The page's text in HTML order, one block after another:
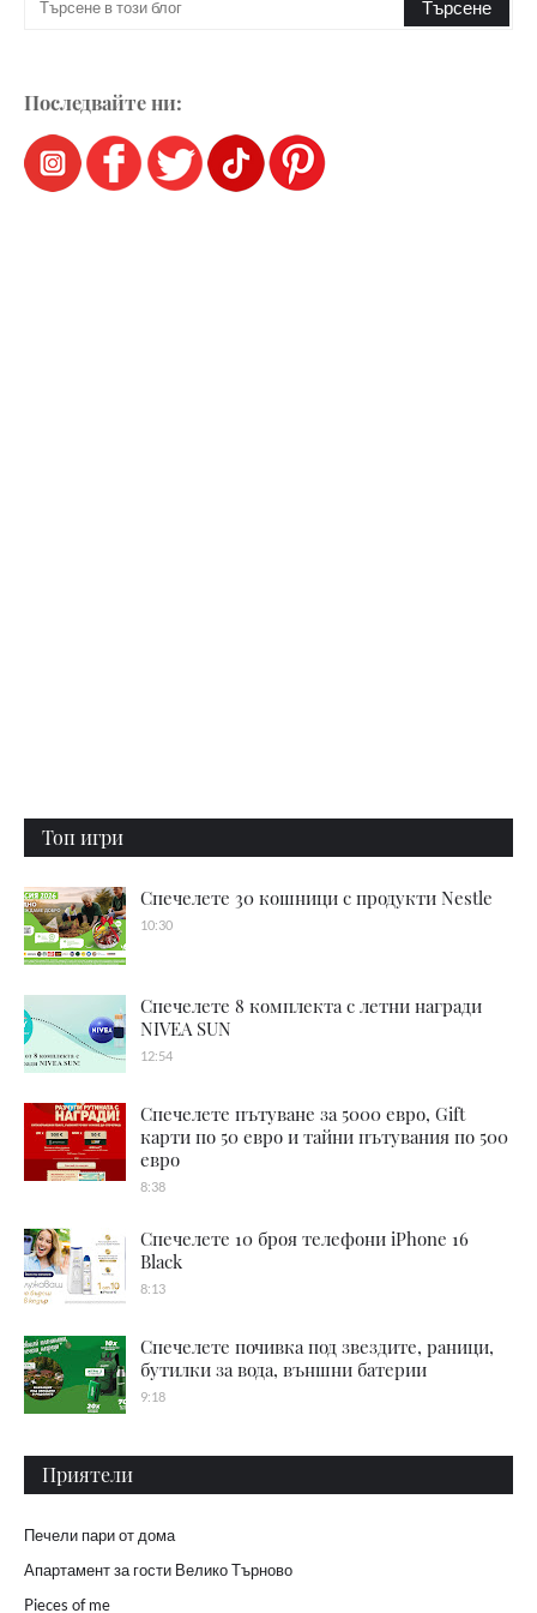
Последвайте ни:
Топ игри
Спечелете 30 кошници с продукти Nestle
10:30
Спечелете 8 комплекта с летни награди
NIVEA SUN
12:54
Спечелете пътуване за 5000 евро, Gift
карти по 50 евро и тайни пътувания по 500
евро
8:38
Спечелете 10 броя телефони iPhone 16
Black
8:13
Спечелете почивка под звездите, раници,
бутилки за вода, външни батерии
9:18
Приятели
Печели пари от дома
Апартамент за гости Велико Търново
Pieces of me